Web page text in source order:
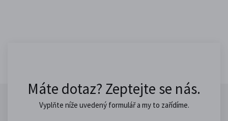
Máte dotaz? Zeptejte se nás.
Vyplňte níže uvedený formulář a my to zařídíme.